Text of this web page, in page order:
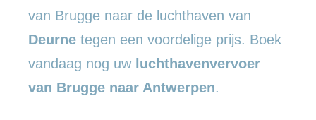
van Brugge naar de luchthaven van
Deurne tegen een voordelige prijs. Boek
vandaag nog uw luchthavenvervoer
van Brugge naar Antwerpen.